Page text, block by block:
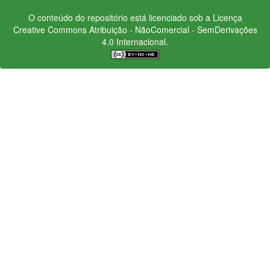
O conteúdo do repositório está licenciado sob a Licença
Creative CommonsAtribuição - NãoComercial - SemDerivações
4.0 Internacional.